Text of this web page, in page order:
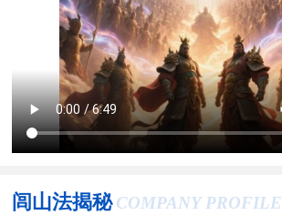
闾山法揭秘 COMPANY PROFILE